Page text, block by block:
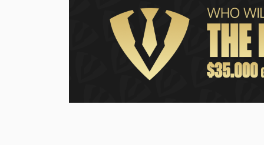
Lors du Mystery Bounty, c'est une nouvelle fois
car, en dehors de sa place finale au
bounty tout en ayant la main leste
enveloppes celle valant 10.000€.